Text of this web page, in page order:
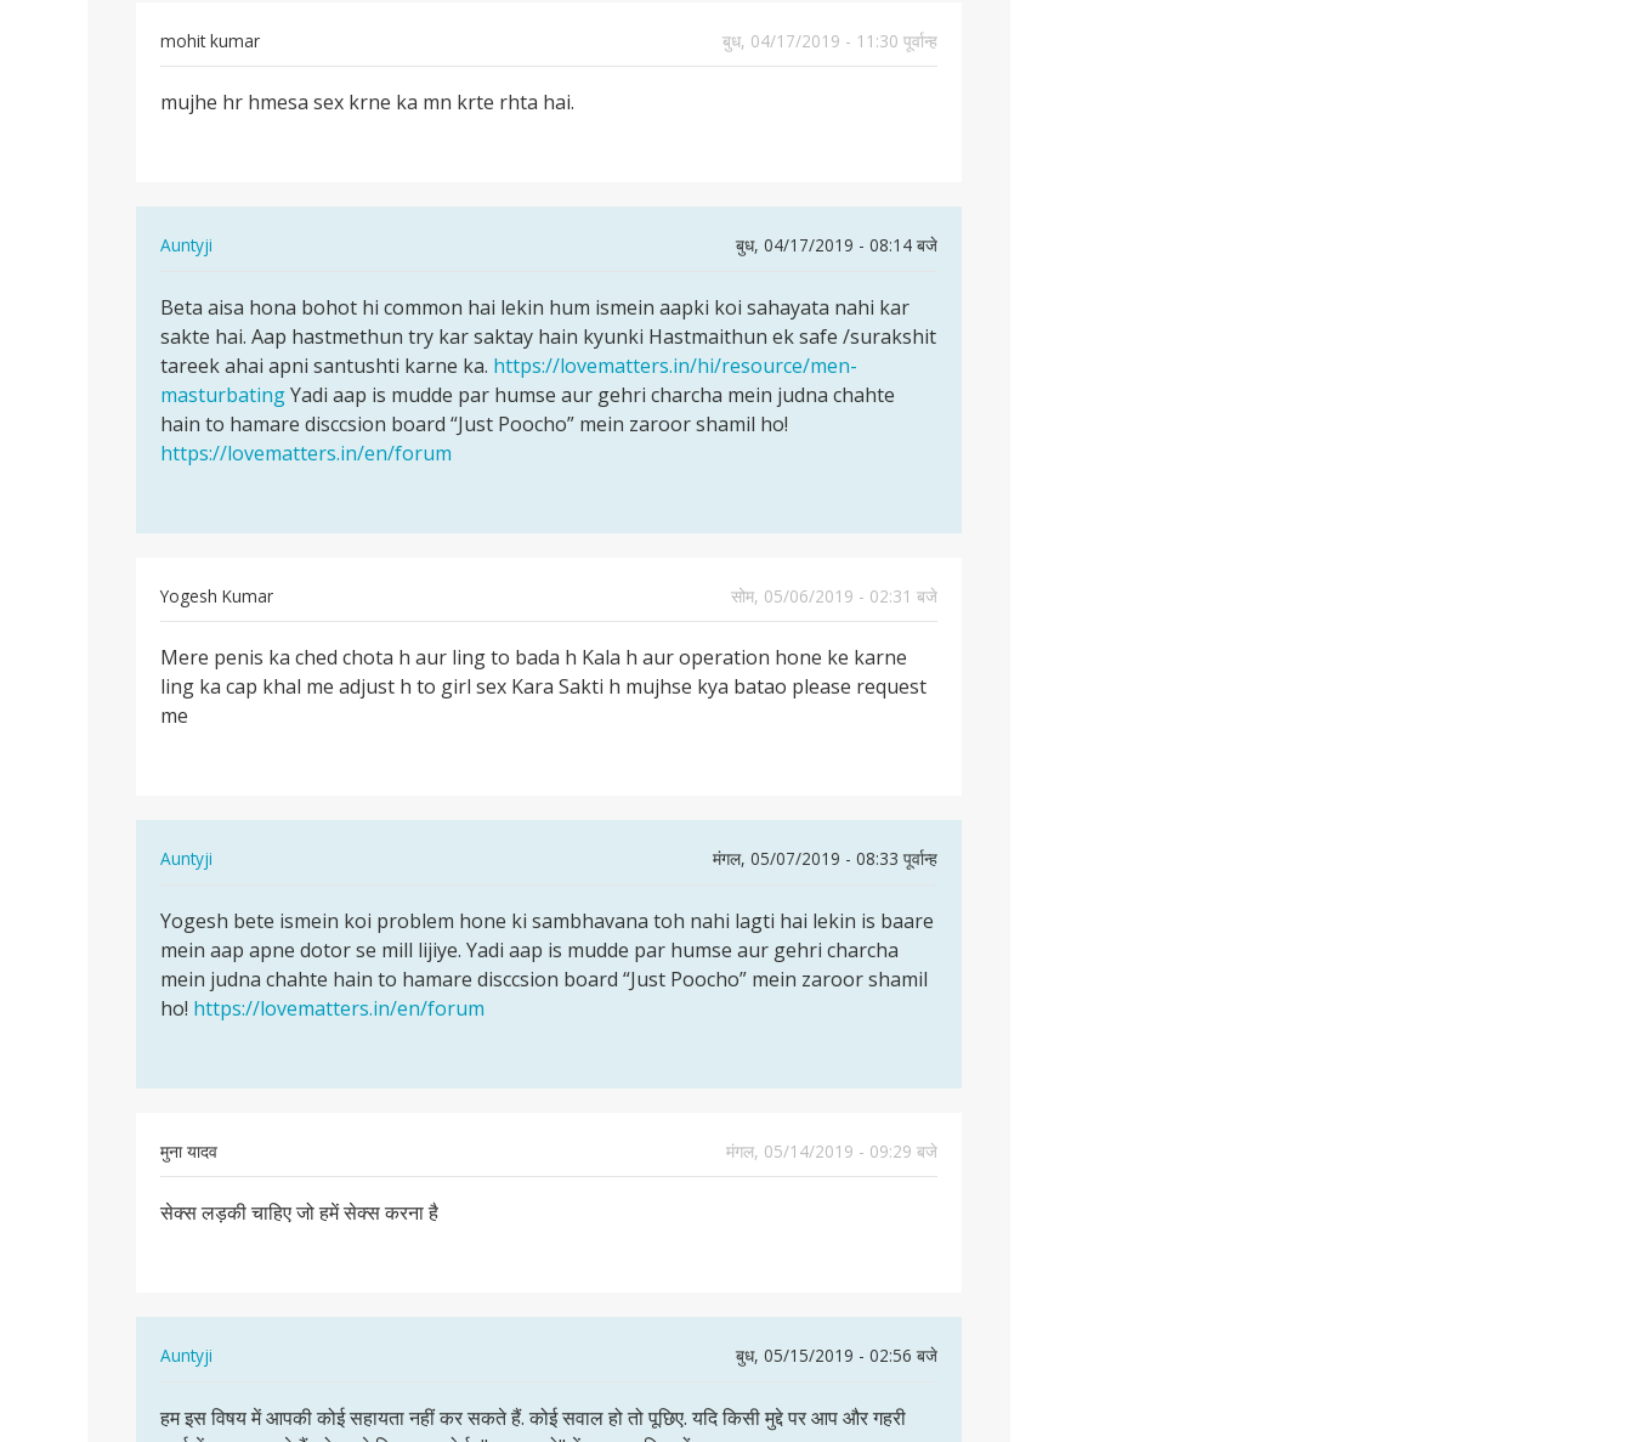
mohit kumar
बुध, 04/17/2019 - 11:30 पूर्वान्ह
mujhe
ka…
mujhe hr hmesa sex krne ka mn krte rhta hai.
Auntyji
बुध, 04/17/2019 - 08:14 बजे
to
mujhe
hr
hmesa
sex
krne
mohit
Beta
aisa
hona
bohot
hi…
Beta aisa hona bohot hi common hai lekin hum ismein aapki koi sahayata nahi kar
sakte hai. Aap hastmethun try kar saktay hain kyunki Hastmaithun ek safe /surakshit
tareek ahai apni santushti karne ka. https://lovematters.in/hi/resource/men-
masturbatingYadi aap is mudde par humse aur gehri charcha mein judna chahte
hain to hamare disccsion board “Just Poocho” mein zaroor shamil ho!
https://lovematters.in/en/forum
Yogesh Kumar
सोम, 05/06/2019 - 02:31 बजे
Mere
penis
ka
Mere penis ka ched chota h aur ling to bada h Kala h aur operation hone ke karne
ling ka cap khal me adjust h to girl sex Kara Sakti h mujhse kya batao please request
me
Auntyji
मंगल, 05/07/2019 - 08:33 पूर्वान्ह
to
Mere
penis
ka
h…
Yogesh
Kumar
Yogesh
bete
ismein
koi…
Yogesh bete ismein koi problem hone ki sambhavana toh nahi lagti hai lekin is baare
mein aap apne dotor se mill lijiye. Yadi aap is mudde par humse aur gehri charcha
mein judna chahte hain to hamare disccsion board “Just Poocho” mein zaroor shamil
ho! https://lovematters.in/en/forum
मुना यादव
मंगल, 05/14/2019 - 09:29 बजे
सेक्स
सेक्स लड़की चाहिए जो हमें सेक्स करना है
Auntyji
बुध, 05/15/2019 - 02:56 बजे
to
हम
हम इस विषय में आपकी कोई सहायता नहीं कर सकते हैं. कोई सवाल हो तो पूछिए. यदि किसी मुद्दे पर आप और गहरी